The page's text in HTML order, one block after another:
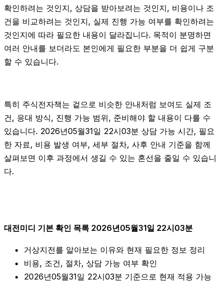
확인하려는 것인지, 상담을 받아보려는 것인지, 비용이나 조
건을 비교하려는 것인지, 실제 진행 가능 여부를 확인하려는
것인지에 따라 필요한 내용이 달라집니다. 목적이 분명하면
여러 안내를 보더라도 본인에게 필요한 부분을 더 쉽게 구분
할 수 있습니다.
특히 주식전자책는 겉으로 비슷한 안내처럼 보여도 실제 조
건, 응대 방식, 진행 가능 범위, 준비해야 할 내용이 다를 수
있습니다. 2026년05월31일 22시03분 상담 가능 시간, 필요
한 자료, 비용 발생 여부, 세부 절차, 사후 안내 기준을 함께
살펴보면 이후 과정에서 생길 수 있는 혼선을 줄일 수 있습니
다.
대전미디 기본 확인 목록 2026년05월31일 22시03분
거상지전를 알아보는 이유와 현재 필요한 정보 정리
비용, 조건, 절차, 상담 가능 여부 확인
2026년05월31일 22시03분 기준으로 현재 적용 가능